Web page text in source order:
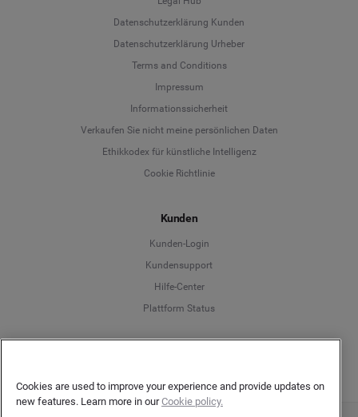
Datenschutzerklärung Kunden
Datenschutzerklärung Urheber
Terms and Conditions
Impressum
Informationssicherheit
Verkaufen Sie nicht meine persönlichen Daten
Ethikkodex für künstliche Intelligenz
Cookie Richtlinie
Kunden
Kunden-Login
Kundensupport
Hilfe-Center
Plattform Status
Deutsch
Cookies are used to improve your experience and provide updates on
new features. Learn more in ourCookie policy.